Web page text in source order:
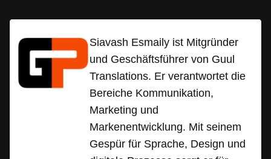
Siavash Esmaily ist Mitgründer
und Geschäftsführer von Guul
Translations. Er verantwortet die
Bereiche Kommunikation,
Marketing und
Markenentwicklung. Mit seinem
Gespür für Sprache, Design und